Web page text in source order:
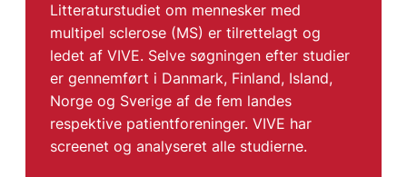
Litteraturstudiet om mennesker med
multipel sclerose (MS) er tilrettelagt og
ledet af VIVE. Selve søgningen efter studier
er gennemført i Danmark, Finland, Island,
Norge og Sverige af de fem landes
respektive patientforeninger. VIVE har
screenet og analyseret alle studierne.